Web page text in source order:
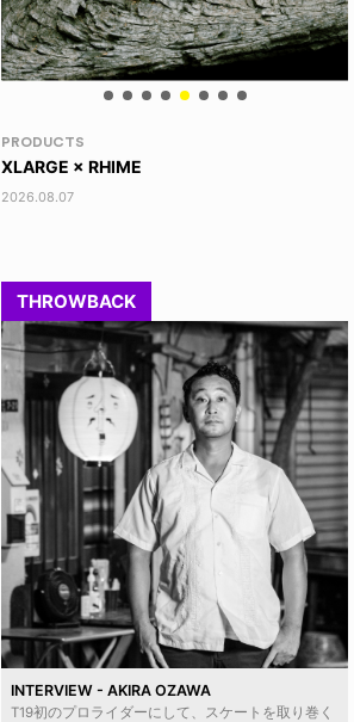
RANDOM
DINOSAUR JR.
2026.08.06
THROWBACK
INTERVIEW - AKIRA OZAWA
T19初のプロライダーにして、スケートを取り巻く